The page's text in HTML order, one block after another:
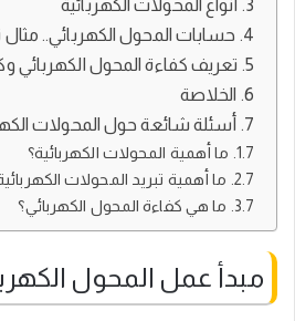
أنواع المحولات الكهربائية
حسابات المحول الكهربائي..
تعريف كفاءة المحول الكهربائي
الخلاصة
أسئلة شائعة حول المحولات
ما أهمية المحولات الكهربائية؟
ما أهمية تبريد المحولات
ما هي كفاءة المحول الكهربائي؟
مبدأ عمل المحول